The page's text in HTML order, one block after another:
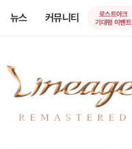
뉴스 커뮤니티
로스트아크
기대평 이벤트